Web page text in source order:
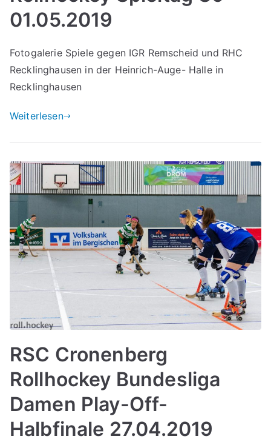
01.05.2019
Fotogalerie Spiele gegen IGR Remscheid und RHC
Recklinghausen in der Heinrich-Auge- Halle in
Recklinghausen
Weiterlesen
RSC Cronenberg
Rollhockey Bundesliga
Damen Play-Off-
Halbfinale 27.04.2019